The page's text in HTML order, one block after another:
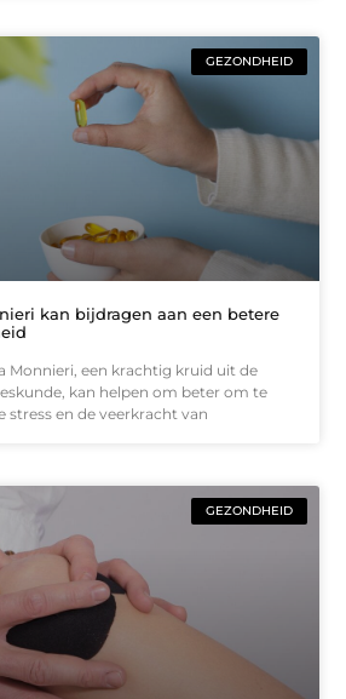
GEZONDHEID
kan bijdragen aan een betere
Monnieri, een krachtig kruid uit de
kan helpen om beter om te
stress en de veerkracht van
GEZONDHEID